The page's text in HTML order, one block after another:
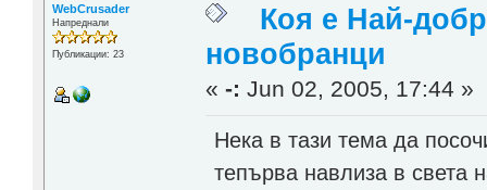
WebCrusader
Напреднали
Публикации: 23
Коя е Най-
новобранци
«-: Jun 02, 2005, 17:44 »
Нека в тази тема да
тепърва навлиза в света